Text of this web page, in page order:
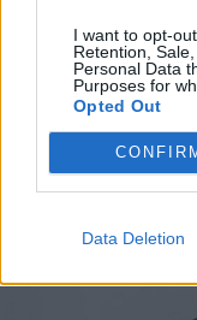
I want to opt-
Retention,
Personal Data
Purposes for
Opted Out
Data Deletion